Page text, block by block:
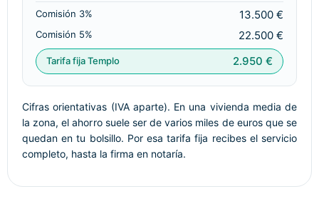
13.500 €
22.500 €
2.950 €
Cifras orientativas (IVA aparte). En una vivienda media de
la zona, el ahorro suele ser de varios miles de euros que se
quedan en tu bolsillo. Por esa tarifa fija recibes el servicio
completo, hasta la firma en notaría.